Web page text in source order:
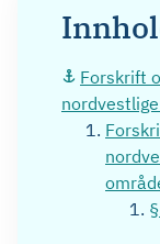
Forskrift